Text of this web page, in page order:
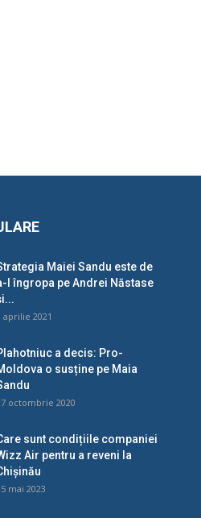
Maiei Sandu este de
l îngropa pe Andrei Năstase
aprilie 2021
a decis: Pro-
o susține pe Maia
octombrie 2020
sunt condițiile companiei
Air pentru a reveni la
mai 2023